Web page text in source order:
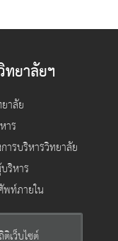
ยาลัยฯ
าลัย
าร
การบริหารวิทยาลัย
ริหาร
พท์ภายใน
เว็บไซต์